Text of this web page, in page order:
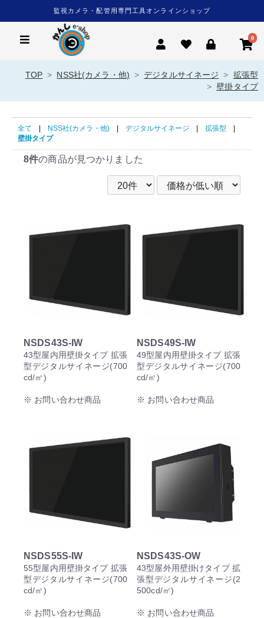
監視カメラ・配管用専門工具オンラインショップ
0
TOP NSS社(カメラ・他) デジタルサイネージ
拡張型
壁掛タイプ
全て | NSS社(カメラ・他) | デジタルサイネージ | 拡張型
|
壁掛タイプ
8件の商品が見つかりました
NSDS43S-IW
43型屋内用壁掛タイプ 拡張
型デジタルサイネージ(700
cd/㎡)
※ お問い合わせ商品
NSDS49S-IW
49型屋内用壁掛タイプ 拡張
型デジタルサイネージ(700
cd/㎡)
※ お問い合わせ商品
NSDS55S-IW
55型屋内用壁掛タイプ 拡張
型デジタルサイネージ(700
cd/㎡)
※ お問い合わせ商品
NSDS43S-OW
43型屋外用壁掛けタイプ 拡
張型デジタルサイネージ(2
500cd/㎡)
※ お問い合わせ商品